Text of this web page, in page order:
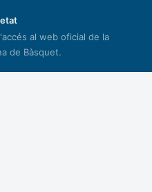
al web oficial de la
de Bàsquet.